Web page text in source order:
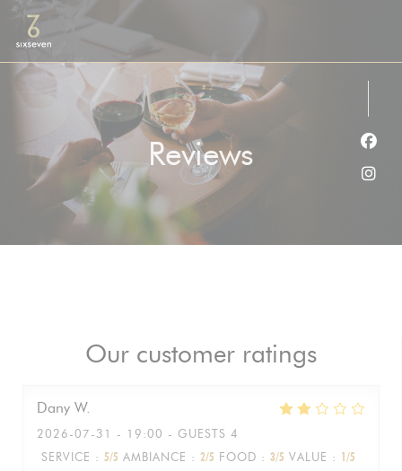
Personalizing your cookie choices
Reviews
Our customer ratings
Dany W
2026-07-31
- 19:00 - GUESTS 4
SERVICE : 5/5 AMBIANCE : 2/5 FOOD : 3/5 VALUE : 1/5